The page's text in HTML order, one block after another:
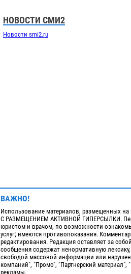
НОВОСТИ СМИ2
Новости smi2.ru
ВАЖНО!
Использование материалов, размещенных
С РАЗМЕЩЕНИЕМ АКТИВНОЙ ГИПЕРСЫЛКИ.
юристом и врачом, по возможности
услуг; имеются противопоказания.
редактирования. Редакция оставляет за
сообщения содержат ненормативную
свободой массовой информации или
компаний", "Промо", "Партнерский материал",
рекламы.